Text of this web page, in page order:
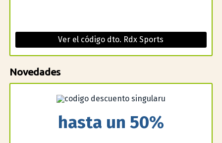
Ver el código dto. Rdx Sports
Novedades
hasta un 50%